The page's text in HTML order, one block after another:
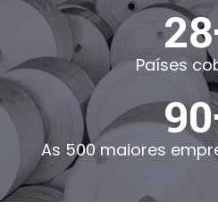
Países
As 500 maiores